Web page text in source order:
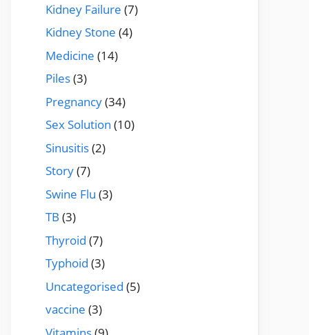
Kidney Failure (7)
Kidney Stone (4)
Medicine (14)
Piles(3)
Pregnancy(34)
Sex Solution (10)
Sinusitis(2)
Story(7)
Swine Flu (3)
TB (3)
Thyroid (7)
Typhoid (3)
Uncategorised (5)
vaccine (3)